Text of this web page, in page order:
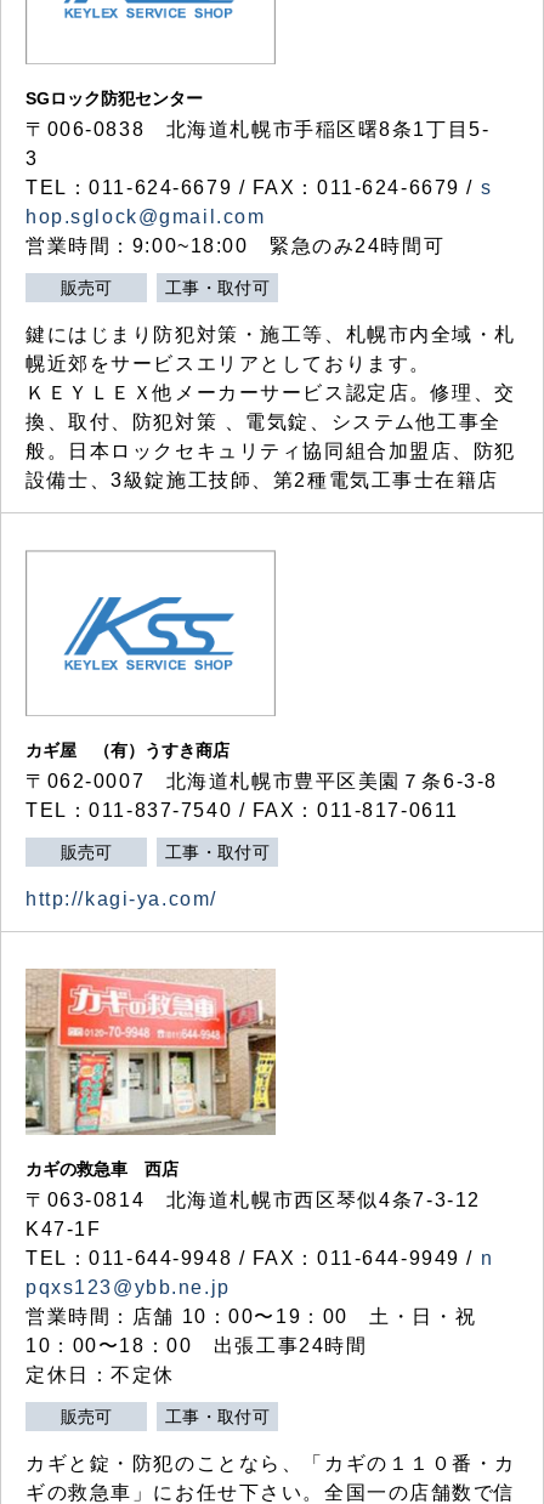
SGロック防犯センター
〒006-0838 北海道札幌市手稲区曙8条1丁目5-
3
TEL：011-624-6679 / FAX：011-624-6679 / s
hop.sglock@gmail.com
営業時間：9:00~18:00 緊急のみ24時間可
販売可 工事・取付可
鍵にはじまり防犯対策・施工等、札幌市内全域・札
幌近郊をサービスエリアとしております。
ＫＥＹＬＥＸ他メーカーサービス認定店。修理、交
換、取付、防犯対策 、電気錠、システム他工事全
般。日本ロックセキュリティ協同組合加盟店、防犯
設備士、3級錠施工技師、第2種電気工事士在籍店
カギ屋 （有）うすき商店
〒062-0007 北海道札幌市豊平区美園７条6-3-8
TEL：011-837-7540 / FAX：011-817-0611
販売可 工事・取付可
http://kagi-ya.com/
カギの救急車 西店
〒063-0814 北海道札幌市西区琴似4条7-3-12
K47-1F
TEL：011-644-9948 / FAX：011-644-9949 / n
pqxs123@ybb.ne.jp
営業時間：店舗 10：00〜19：00 土・日・祝
10：00〜18：00 出張工事24時間
定休日：不定休
販売可 工事・取付可
カギと錠・防犯のことなら、「カギの１１０番・カ
ギの救急車」にお任せ下さい。全国一の店舗数で信